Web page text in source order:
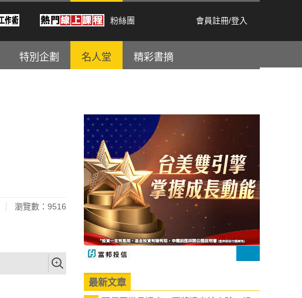
粉絲團 會員註冊/登入
特別企劃 名人堂 精彩書摘
瀏覽數：9516
最新文章